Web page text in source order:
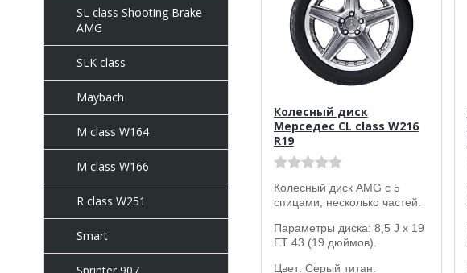
SL class Shooting Brake
AMG
SLK class
Maybach
M class W164
M class W166
R class W251
Smart
Колесный диск
Мерседес CL class W216
R19
Колесный диск AMG с 5
спицами, несколько частей.
Параметры диска: 8,5 J x 19
ET 43 (19 дюймов).
Цвет: Серый титан.